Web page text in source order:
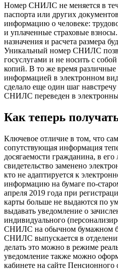
Номер СНИЛС не меняется в
паспорта или других
информацию о человеке:
и уплаченные страховые
назначения и расчета размера
Уникальный номер СНИЛС
госуслугами и не носить с
копий. В то же время
информацией в электронном
сделало еще один шаг
СНИЛС переведен в
Как теперь
Ключевое отличие в том, что
сопутствующая информация
досягаемости гражданина, в
свидетельство заменено
кто не адаптируется к
информацию на бумаге по-
апреля 2019 года при
карты больше не выдаются по
выдавать уведомление о
индивидуального
СНИЛС на обычном бумажном
СНИЛС выпускается в
делать это можно в режиме
уведомление также можно
кабинете на сайте Пенсионного